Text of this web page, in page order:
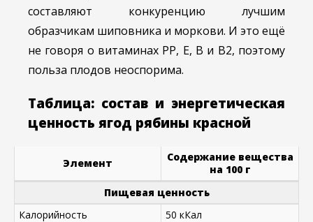
составляют конкуренцию лучшим
образчикам шиповника и моркови. И это ещё
не говоря о витаминах РР, Е, В и В2, поэтому
польза плодов неоспорима.
Таблица: состав и энергетическая
ценность ягод рябины красной
Элемент
Содержание вещества
на 100 г
Пищевая ценность
Калорийность
50 кКал